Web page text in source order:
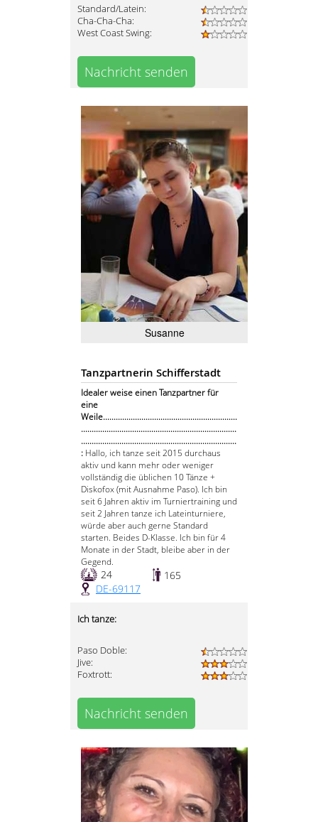
Standard/Latein:
Cha-Cha-Cha:
West Coast Swing:
Nachricht senden
Susanne
Tanzpartnerin Schifferstadt
Idealer weise einen Tanzpartner für
eine
Weile...............................................................
.........................................................................
.........................................................................
: Hallo, ich tanze seit 2015 durchaus
aktiv und kann mehr oder weniger
vollständig die üblichen 10 Tänze +
Diskofox (mit Ausnahme Paso). Ich bin
seit 6 Jahren aktiv im Turniertraining und
seit 2 Jahren tanze ich Lateinturniere,
würde aber auch gerne Standard
starten. Beides D-Klasse. Ich bin für 4
Monate in der Stadt, bleibe aber in der
Gegend.
24
165
DE-69117
Ich tanze:
Paso Doble:
Jive:
Foxtrott:
Nachricht senden